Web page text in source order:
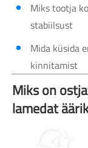
Miks tootja
stabiilsust
Mida küsida
kinnitamist
Miks on
lamedat